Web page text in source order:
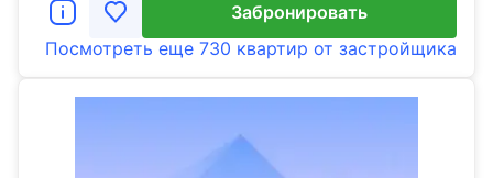
Забронировать
Посмотреть еще 730 квартир от застройщика